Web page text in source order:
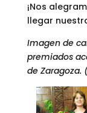
¡Nos
llegar
Imagen de
premiados
de Zaragoza.